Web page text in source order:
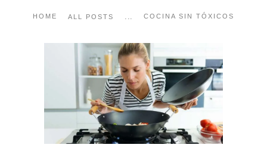
HOME ALL POSTS ... COCINA SIN TÓXICOS